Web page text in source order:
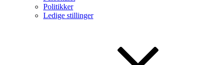
Politikker
Ledige stillinger